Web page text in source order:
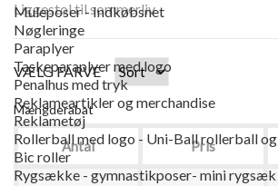
Muleposer - Indkøbsnet
Nøgleringe
Paraplyer
Taskeparaplyer med logo
Penalhus med tryk
Reklameartikler og merchandise
Reklametøj
Rollerball med logo - Uni-Ball rollerball og
Bic roller
Rygsække - gymnastikposer- mini rygsæk
Liggestol til sommerliv
VÆLG FARVE
Mængderabat
Antal Pris